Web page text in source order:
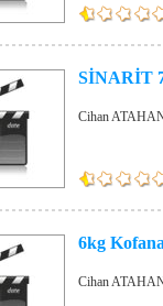
SİNARİT
Cihan
6kg
Cihan